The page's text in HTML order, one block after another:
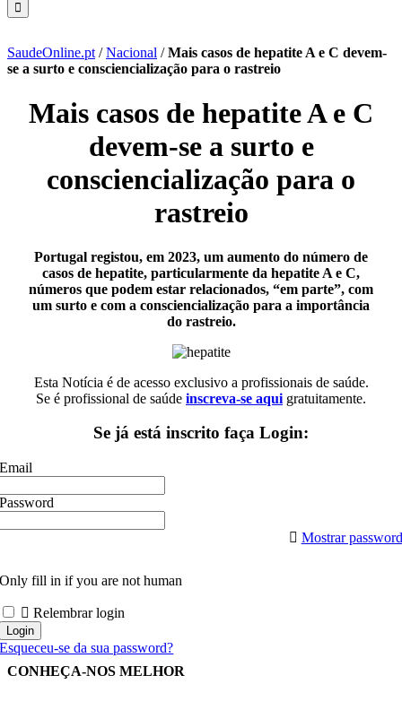
SaudeOnline.pt /Nacional /Mais casos de hepatite A e C devem-
se a surto e consciencialização para o rastreio
Mais casos de hepatite A e C
devem-se a surto e
consciencialização para o
rastreio
Portugal registou, em 2023, um aumento do número de
casos de hepatite, particularmente da hepatite A e C,
números que podem estar relacionados, “em parte”, com
um surto e com a consciencialização para a importância
do rastreio.
Esta Notícia é de acesso exclusivo a profissionais de saúde.
Se é profissional de saúde inscreva-se aqui gratuitamente.
Se já está inscrito faça Login:
Email
Password
Mostrar password
Only fill in if you are not human
Relembrar login
Esqueceu-se da sua password?
CONHEÇA-NOS MELHOR